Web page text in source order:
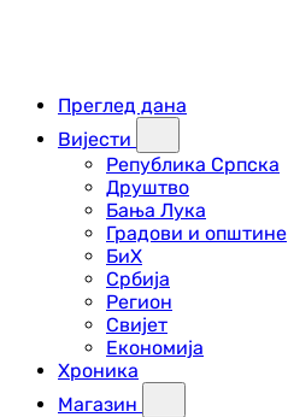
Преглед дана
Вијести
Република Српска
Друштво
Бања Лука
Градови и општине
БиХ
Србија
Регион
Свијет
Економија
Хроника
Магазин